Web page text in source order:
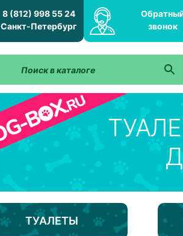
8 (812) 998 55 24
Санкт-Петербург
звонок
ТУАЛЕТЫ